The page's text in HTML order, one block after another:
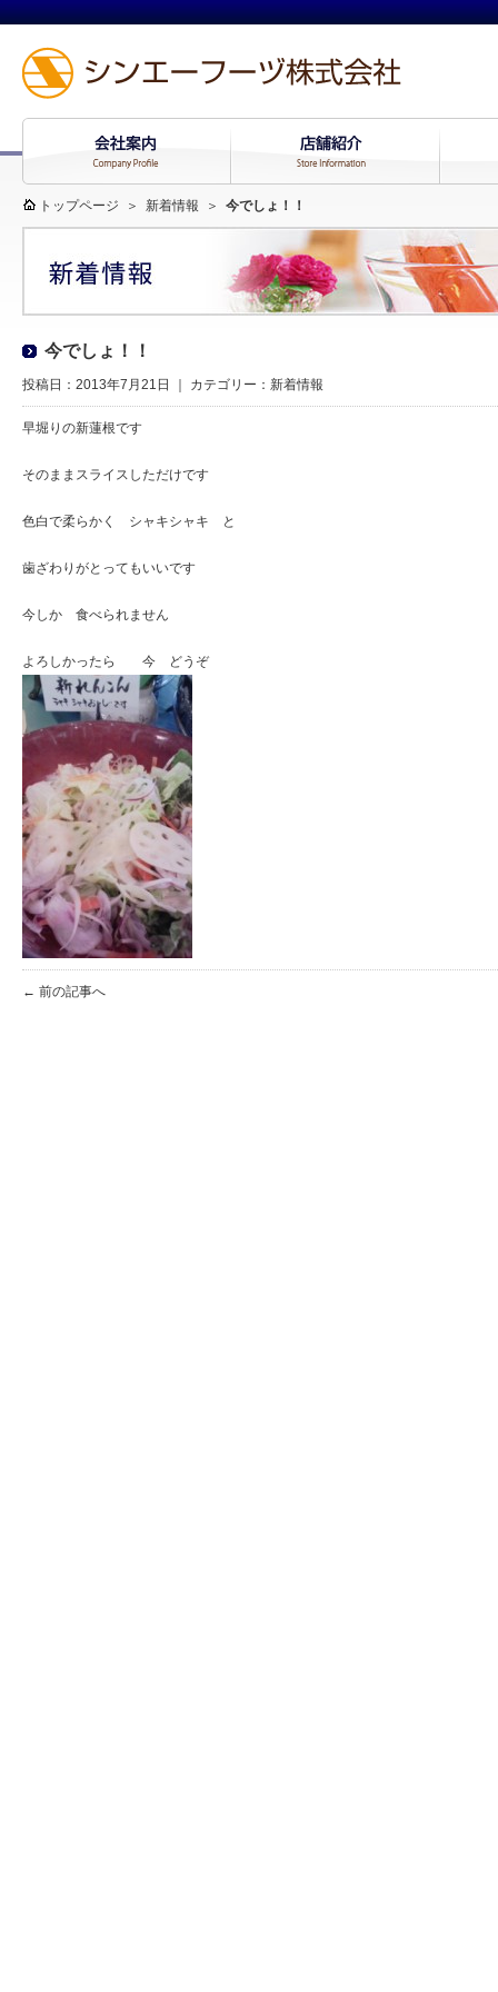
トップページ ＞ 新着情報 ＞ 今でしょ！！
今でしょ！！
投稿日：2013年7月21日 ｜ カテゴリー： 新着情報
早堀りの新蓮根です
そのままスライスしただけです
色白で柔らかく シャキシャキ と
歯ざわりがとってもいいです
今しか 食べられません
よろしかったら 今 どうぞ
← 前の記事へ